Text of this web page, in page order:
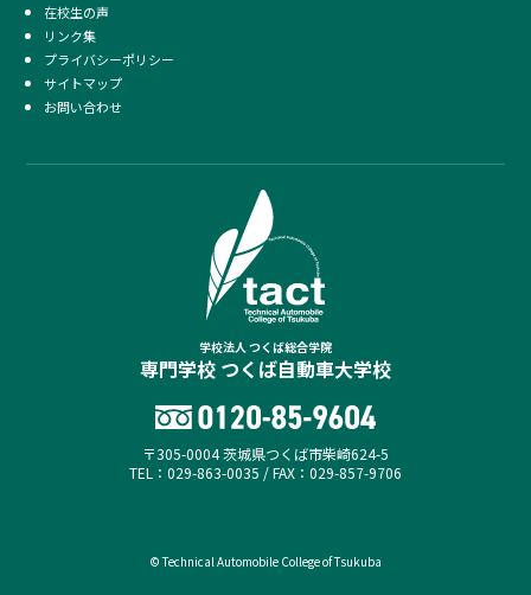
在校生の声
リンク集
プライバシーポリシー
サイトマップ
お問い合わせ
学校法人 つくば総合学院
専門学校 つくば自動車大学校
〒305-0004 茨城県つくば市柴崎624-5
TEL：029-863-0035 / FAX：029-857-9706
© Technical Automobile College of Tsukuba